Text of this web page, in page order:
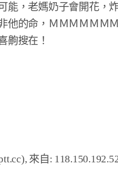
能，老媽奶子會開花，
他的命 ， ＭＭＭＭＭＭ
齁搜在 ！